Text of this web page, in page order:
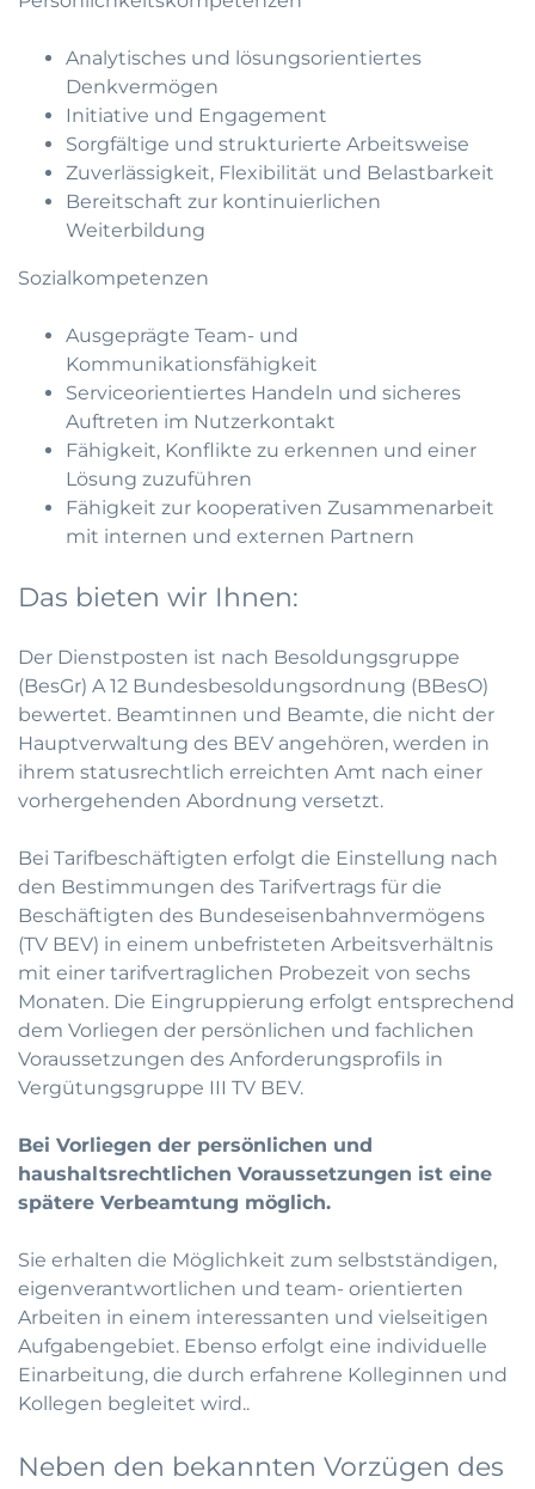
Analytisches und lösungsorientiertes
Denkvermögen
Initiative und Engagement
Sorgfältige und strukturierte Arbeitsweise
Zuverlässigkeit, Flexibilität und Belastbarkeit
Bereitschaft zur kontinuierlichen
Weiterbildung
Sozialkompetenzen
Ausgeprägte Team- und
Kommunikationsfähigkeit
Serviceorientiertes Handeln und sicheres
Auftreten im Nutzerkontakt
Fähigkeit, Konflikte zu erkennen und einer
Lösung zuzuführen
Fähigkeit zur kooperativen Zusammenarbeit
mit internen und externen Partnern
Das bieten wir Ihnen:
Der Dienstposten ist nach Besoldungsgruppe
(BesGr) A 12 Bundesbesoldungsordnung (BBesO)
bewertet. Beamtinnen und Beamte, die nicht der
Hauptverwaltung des BEV angehören, werden in
ihrem statusrechtlich erreichten Amt nach einer
vorhergehenden Abordnung versetzt.
Bei Tarifbeschäftigten erfolgt die Einstellung nach
den Bestimmungen des Tarifvertrags für die
Beschäftigten des Bundeseisenbahnvermögens
(TV BEV) in einem unbefristeten Arbeitsverhältnis
mit einer tarifvertraglichen Probezeit von sechs
Monaten. Die Eingruppierung erfolgt entsprechend
dem Vorliegen der persönlichen und fachlichen
Voraussetzungen des Anforderungsprofils in
Vergütungsgruppe III TV BEV.
Bei Vorliegen der persönlichen und
haushaltsrechtlichen Voraussetzungen ist eine
spätere Verbeamtung möglich.
Sie erhalten die Möglichkeit zum selbstständigen,
eigenverantwortlichen und team- orientierten
Arbeiten in einem interessanten und vielseitigen
Aufgabengebiet. Ebenso erfolgt eine individuelle
Einarbeitung, die durch erfahrene Kolleginnen und
Kollegen begleitet wird..
Neben den bekannten Vorzügen des